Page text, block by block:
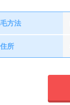
方法
住所